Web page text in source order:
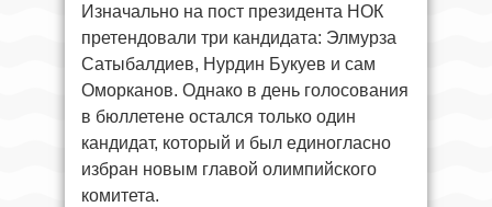
Изначально на пост президента НОК
претендовали три кандидата: Элмурза
Сатыбалдиев, Нурдин Букуев и сам
Оморканов. Однако в день голосования
в бюллетене остался только один
кандидат, который и был единогласно
избран новым главой олимпийского
комитета.